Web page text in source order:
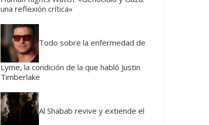
una reflexión crítica»
Todo sobre la enfermedad de
Lyme, la condición de la que habló Justin
Timberlake
Al Shabab revive y extiende el